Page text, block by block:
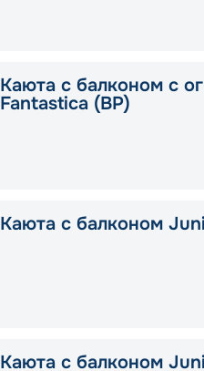
Каюта с балконом с
Fantastica (BP)
Каюта с балконом
Каюта с балконом